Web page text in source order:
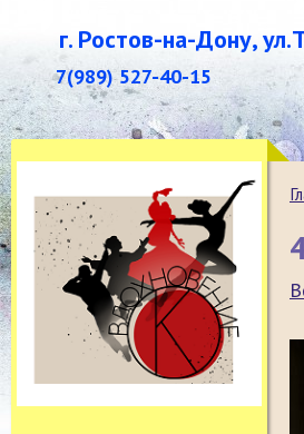
г. Ростов-на-Дону,
7(989) 527-40-15